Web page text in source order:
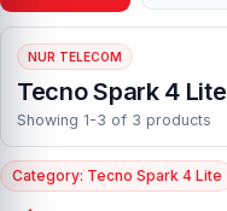
NUR TELECOM
Tecno Spark 4 Lite
Showing 1-3 of 3 products
Category: Tecno Spark 4 Lite